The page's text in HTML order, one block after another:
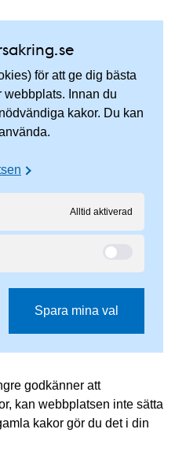
för att ge dig bästa
webbplats. Innan du
kakor. Du kan
Alltid aktiverad
Spara mina val
godkänner att
kan webbplatsen inte sätta
kakor gör du det i din